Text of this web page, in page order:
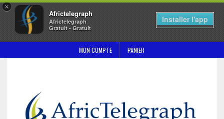
×
Africtelegraph
Africtelegraph
Gratuit - Gratuit
Installer l'app
MON COMPTE PANIER